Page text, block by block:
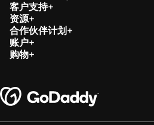
客户支持
资源
合作伙伴计划
账户
购物